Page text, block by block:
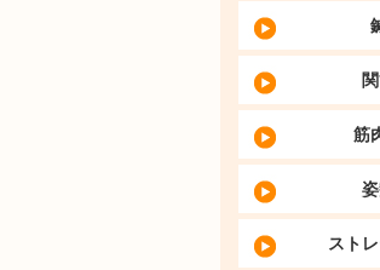
筋
スト